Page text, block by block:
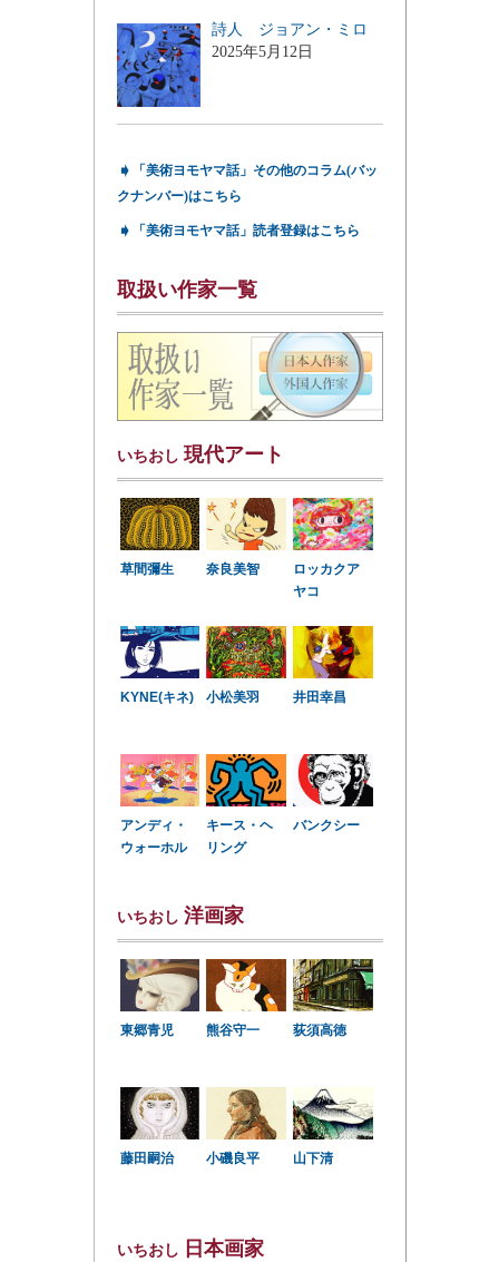
詩人 ジョアン・ミロ
2025年5月12日
➧
「美術ヨモヤマ話」その他のコラム(バッ
クナンバー)はこちら
➧ 「美術ヨモヤマ話」読者登録はこちら
取扱い作家一覧
いちおし 現代アート
草間彌生 奈良美智
ロッカクア
ヤコ
KYNE(キネ) 小松美羽 井田幸昌
アンディ・
ウォーホル
キース・ヘ
リング
バンクシー
いちおし 洋画家
東郷青児 熊谷守一 荻須高徳
藤田嗣治 小磯良平 山下清
いちおし 日本画家